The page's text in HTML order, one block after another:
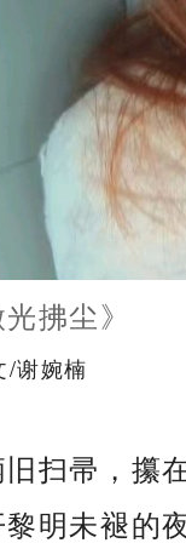
光拂尘》
婉楠
旧扫帚，攥
明未褪的夜